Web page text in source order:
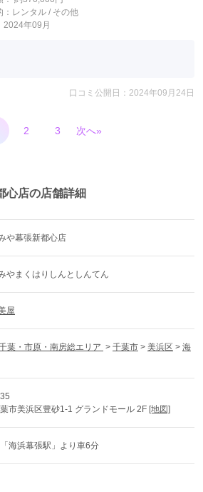
レンタル / その他
2024年09月
口コミ公開日：2024年09月24日
2 3 次へ»
心店の店舗詳細
や幕張新都心店
やまくはりしんとしんてん
屋
葉・市原・南房総エリア > 千葉市 > 美浜区 > 海
市美浜区豊砂1-1 グランドモール 2F [地図]
海浜幕張駅」より車6分